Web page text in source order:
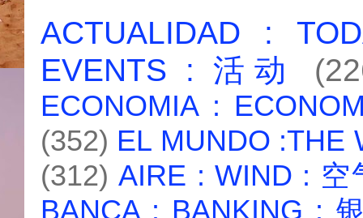
ACTUALIDAD :
EVENTS : 活动
ECONOMIA :
(352) EL MUNDO :THE
(312) AIRE : WIND : 空
BANCA : BANKING :